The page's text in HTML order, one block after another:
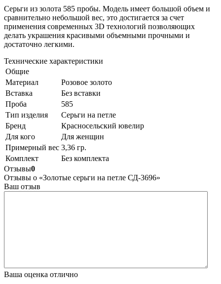
Серьги из золота 585 пробы. Модель имеет большой объем и
сравнительно небольшой вес, это достигается за счет
применения современных 3D технологий позволяющих
делать украшения красивыми объемными прочными и
достаточно легкими.
Технические характеристики
Общие
Материал
Розовое золото
Вставка
Без вставки
Проба
585
Тип изделия
Серьги на петле
Бренд
Красносельский ювелир
Для кого
Для женщин
Примерный вес 3,36 гр.
Комплект
Без комплекта
Отзывы0
Отзывы о «Золотые серьги на петле СД-3696»
Ваш отзыв
Ваша оценка отлично